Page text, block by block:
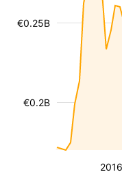
2016
€0.2B
€0.25B